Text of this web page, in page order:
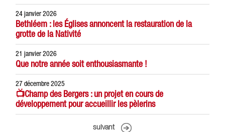
24 janvier 2026
Bethléem : les Églises annoncent la restauration de la
grotte de la Nativité
21 janvier 2026
Que notre année soit enthousiasmante !
27 décembre 2025
📺Champ des Bergers : un projet en cours de
développement pour accueillir les pèlerins
suivant